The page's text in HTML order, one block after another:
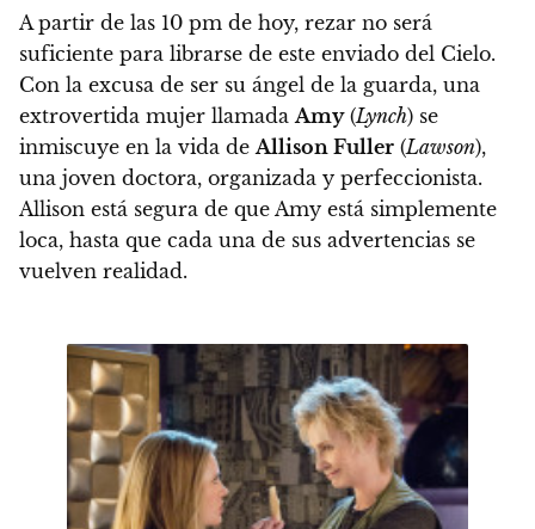
A partir de las 10 pm de hoy, rezar no será
suficiente para librarse de este enviado del Cielo.
Con la excusa de ser su ángel de la guarda, una
extrovertida mujer llamada Amy(Lynch) se
inmiscuye en la vida de Allison Fuller (Lawson),
una joven doctora, organizada y perfeccionista.
Allison está segura de que Amy está simplemente
loca, hasta que cada una de sus advertencias se
vuelven realidad.